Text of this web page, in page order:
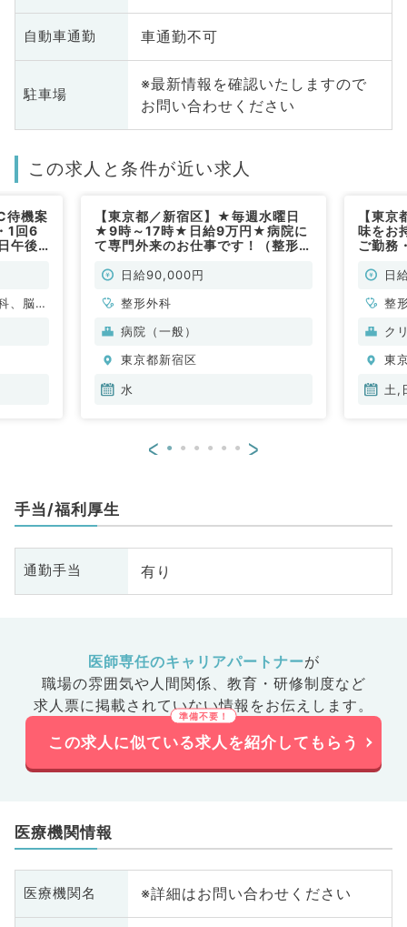
自動車通勤 車通勤不可
駐車場
※最新情報を確認いたしますので
お問い合わせください
この求人と条件が近い求人
待機案
1回6
午後
、脳神
【東京都／新宿区】★毎週水曜日
★9時～17時★日給9万円★病院に
て専門外来のお仕事です！（整形外
日給90,000円
整形外科
病院（一般）
東京都新宿区
水
【東
味をお
ご勤務
形外科
日
整
ク
東
土,
< >
手当/福利厚生
通勤手当 有り
医師専任のキャリアパートナーが
職場の雰囲気や人間関係、 教育・研修制度など
求人票に掲載されていない情報をお伝えします。
この求人に似ている求人を紹介してもらう
医療機関情報
医療機関名 ※詳細はお問い合わせください